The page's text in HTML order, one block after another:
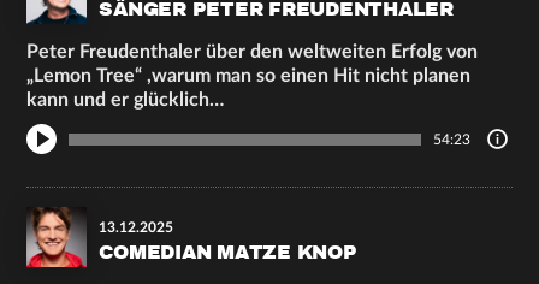
SÄNGER PETER FREUDENTHALER
Peter Freudenthaler über den weltweiten Erfolg von
„Lemon Tree“ ,warum man so einen Hit nicht planen
kann und er glücklich…
54:23
13.12.2025
COMEDIAN MATZE KNOP